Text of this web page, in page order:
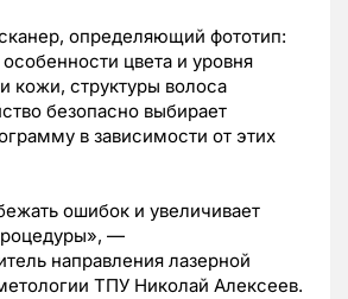
определяющий фототип:
цвета и уровня
кожи, структуры волоса
безопасно выбирает
в зависимости от этих
ошибок и увеличивает
—
направления лазерной
ТПУ Николай Алексеев.